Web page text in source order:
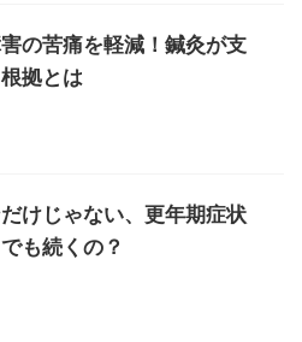
の苦痛を軽減！鍼灸が支
拠とは
けじゃない、更年期症状
も続くの？